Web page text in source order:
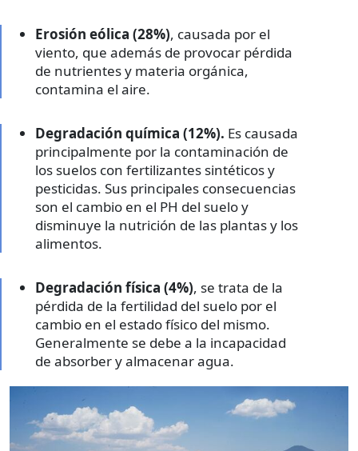
Erosión eólica (28%), causada por el
viento, que además de provocar pérdida
de nutrientes y materia orgánica,
contamina el aire.
Degradación química (12%). Es causada
principalmente por la contaminación de
los suelos con fertilizantes sintéticos y
pesticidas. Sus principales consecuencias
son el cambio en el PH del suelo y
disminuye la nutrición de las plantas y los
alimentos.
Degradación física (4%), se trata de la
pérdida de la fertilidad del suelo por el
cambio en el estado físico del mismo.
Generalmente se debe a la incapacidad
de absorber y almacenar agua.